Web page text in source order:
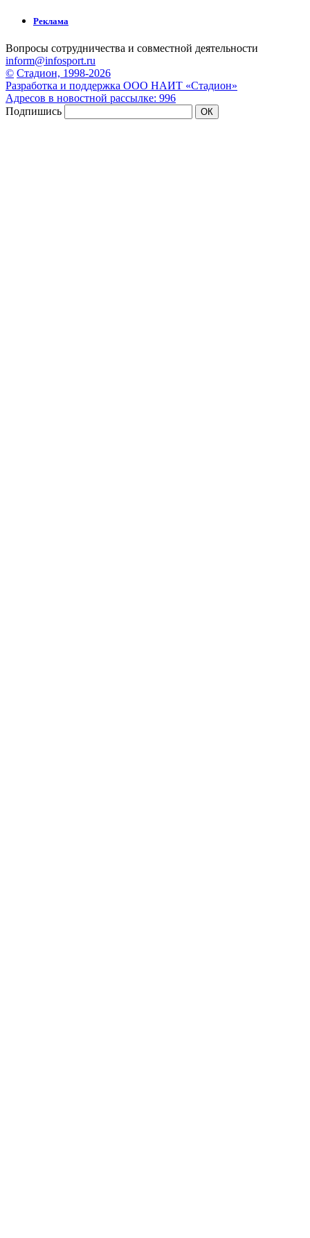
Реклама
Вопросы сотрудничества и совместной деятельности
inform@infosport.ru
© Стадион, 1998-2026
Разработка и поддержка ООО НАИТ «Стадион»
Адресов в новостной рассылке: 996
Подпишись